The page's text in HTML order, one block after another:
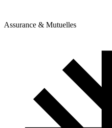
Assurance & Mutuelles